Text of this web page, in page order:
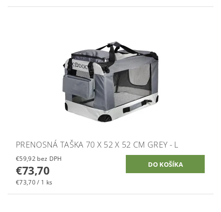
PRENOSNÁ TAŠKA 70 X 52 X 52 CM GREY - L
€59,92 bez DPH
€73,70
€73,70 / 1 ks